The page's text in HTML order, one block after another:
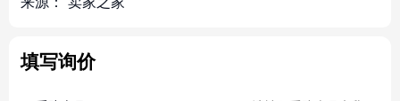
填写询价